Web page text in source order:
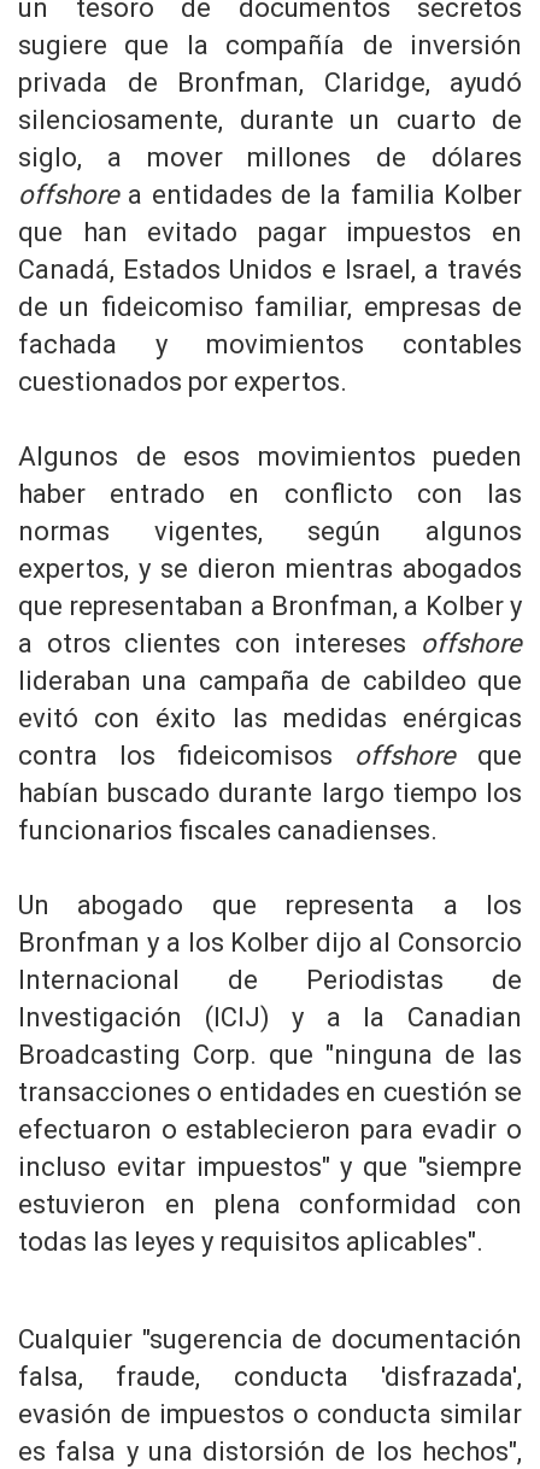
un tesoro de documentos secretos
sugiere que la compañía de inversión
privada de Bronfman, Claridge, ayudó
silenciosamente, durante un cuarto de
siglo, a mover millones de dólares
offshorea entidades de la familia Kolber
que han evitado pagar impuestos en
Canadá, Estados Unidos e Israel, a través
de un fideicomiso familiar, empresas de
fachada y movimientos contables
cuestionados por expertos.
Algunos de esos movimientos pueden
haber entrado en conflicto con las
normas vigentes, según algunos
expertos, y se dieron mientras abogados
que representaban a Bronfman, a Kolber y
a otros clientes con intereses offshore
lideraban una campaña de cabildeo que
evitó con éxito las medidas enérgicas
contra los fideicomisos offshoreque
habían buscado durante largo tiempo los
funcionarios fiscales canadienses.
Un abogado que representa a los
Bronfman y a los Kolber dijo al Consorcio
Internacional de Periodistas de
Investigación (ICIJ) y a la Canadian
Broadcasting Corp. que "ninguna de las
transacciones o entidades en cuestión se
efectuaron o establecieron para evadir o
incluso evitar impuestos" y que "siempre
estuvieron en plena conformidad con
todas las leyes y requisitos aplicables".
Cualquier "sugerencia de documentación
falsa, fraude, conducta 'disfrazada',
evasión de impuestos o conducta similar
es falsa y una distorsión de los hechos",